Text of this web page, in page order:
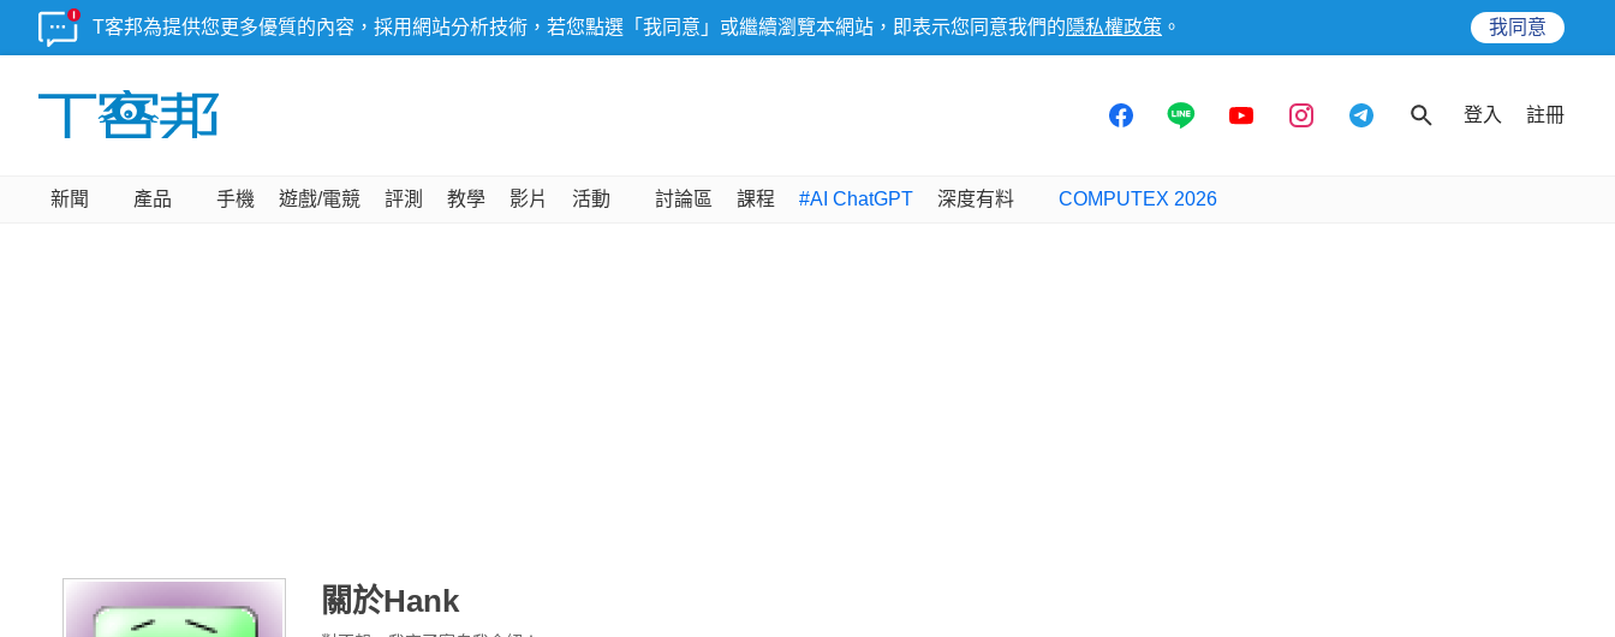
T客邦為提供您更多優質的內容，採用網站分析技術，若您點選「我同意」或繼續瀏覽本網站，即表示您同意我們的 隱私權政策 。 我同意
登入 註冊
新聞 產品 手機 遊戲/電競 評測 教學 影片 活動 討論區 課程 #AI ChatGPT 深度有料 COMPUTEX 2026
關於Hank